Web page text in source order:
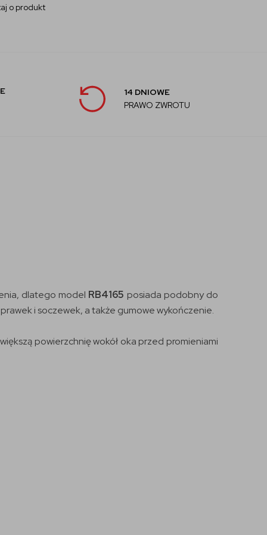
o produkt
14 DNIOWE
PRAWO ZWROTU
dlatego model RB4165 posiada podobny do
i soczewek, a także gumowe wykończenie.
powierzchnię wokół oka przed promieniami